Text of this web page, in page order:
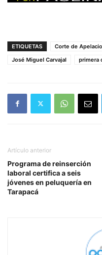
ETIQUETAS
Corte de
José Miguel Carvajal
primera
Artículo anterior
Programa de reinserción
laboral certifica a seis
jóvenes en peluquería en
Tarapacá